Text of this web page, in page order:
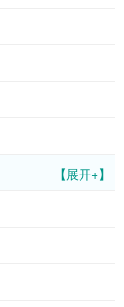
【展开+】